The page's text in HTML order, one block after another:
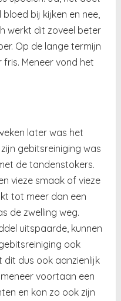
bij kijken en nee,
werkt dit zoveel beter
Op de lange termijn
Meneer vond het
later was het
gebitsreiniging was
de tandenstokers.
vieze smaak of vieze
tot meer dan een
de zwelling weg.
uitspaarde, kunnen
ook
dit dus ook aanzienlijk
voortaan een
en kon zo ook zijn